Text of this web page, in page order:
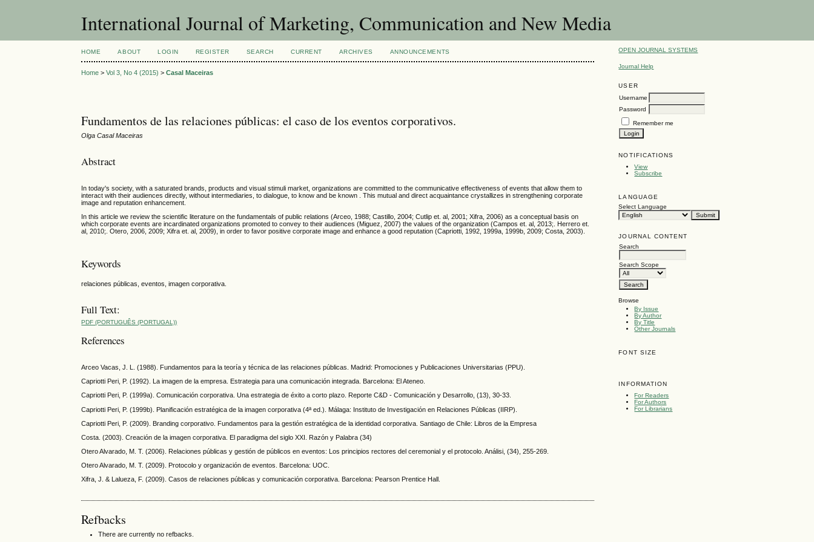
International Journal of Marketing, Communication and New Media
OPEN JOURNAL SYSTEMS
Journal Help
USER
Username
Password
Remember me
NOTIFICATIONS
View
Subscribe
LANGUAGE
Select Language
JOURNAL CONTENT
Search
Search Scope
Browse
By Issue
By Author
By Title
Other Journals
FONT SIZE
INFORMATION
For Readers
For Authors
For Librarians
HOME ABOUT LOGIN REGISTER SEARCH CURRENT ARCHIVES ANNOUNCEMENTS
Home >Vol 3, No 4 (2015) >Casal Maceiras
Fundamentos de las relaciones públicas: el caso de los eventos corporativos.
Olga Casal Maceiras
Abstract
In today's society, with a saturated brands, products and visual stimuli market, organizations are committed to the communicative effectiveness of events that allow them to
interact with their audiences directly, without intermediaries, to dialogue, to know and be known . This mutual and direct acquaintance crystallizes in strengthening corporate
image and reputation enhancement.
In this article we review the scientific literature on the fundamentals of public relations (Arceo, 1988; Castillo, 2004; Cutlip et. al, 2001; Xifra, 2006) as a conceptual basis on
which corporate events are incardinated organizations promoted to convey to their audiences (Miguez, 2007) the values of the organization (Campos et. al, 2013;. Herrero et.
al, 2010;. Otero, 2006, 2009; Xifra et. al, 2009), in order to favor positive corporate image and enhance a good reputation (Capriotti, 1992, 1999a, 1999b, 2009; Costa, 2003).
Keywords
relaciones públicas, eventos, imagen corporativa.
Full Text:
PDF (PORTUGUÊS (PORTUGAL))
References
Arceo Vacas, J. L. (1988). Fundamentos para la teoría y técnica de las relaciones públicas. Madrid: Promociones y Publicaciones Universitarias (PPU).
Capriotti Peri, P. (1992). La imagen de la empresa. Estrategia para una comunicación integrada. Barcelona: El Ateneo.
Capriotti Peri, P. (1999a). Comunicación corporativa. Una estrategia de éxito a corto plazo. Reporte C&D - Comunicación y Desarrollo, (13), 30-33.
Capriotti Peri, P. (1999b). Planificación estratégica de la imagen corporativa (4ª ed.). Málaga: Instituto de Investigación en Relaciones Públicas (IIRP).
Capriotti Peri, P. (2009). Branding corporativo. Fundamentos para la gestión estratégica de la identidad corporativa. Santiago de Chile: Libros de la Empresa
Costa. (2003). Creación de la imagen corporativa. El paradigma del siglo XXI. Razón y Palabra (34)
Otero Alvarado, M. T. (2006). Relaciones públicas y gestión de públicos en eventos: Los principios rectores del ceremonial y el protocolo. Análisi, (34), 255-269.
Otero Alvarado, M. T. (2009). Protocolo y organización de eventos. Barcelona: UOC.
Xifra, J. & Lalueza, F. (2009). Casos de relaciones públicas y comunicación corporativa. Barcelona: Pearson Prentice Hall.
Refbacks
There are currently no refbacks.